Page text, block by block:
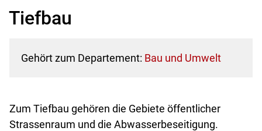
Tiefbau
Gehört zum Departement: Bau und Umwelt
Zum Tiefbau gehören die Gebiete öffentlicher
Strassenraum und die Abwasserbeseitigung.